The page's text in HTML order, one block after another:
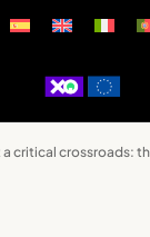
crossroads: the far right on the